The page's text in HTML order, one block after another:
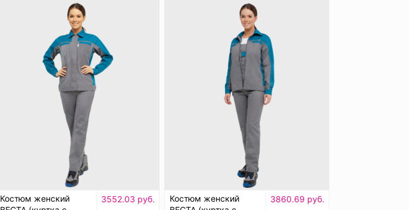
Костюм женский
3552.03 руб.
Костюм женский
3860.69 руб.